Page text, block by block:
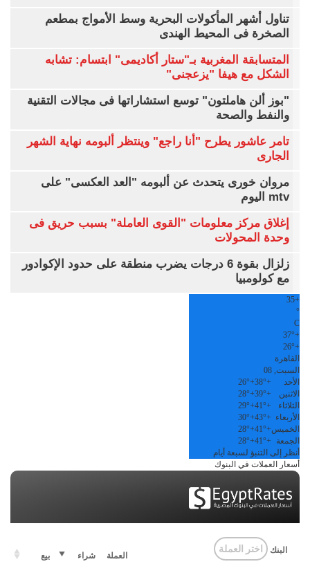
تناول أشهر المأكولات البحرية وسط الأمواج بمطعم
الصخرة فى المحيط الهندى
المتسابقة المغربية بـ"ستار أكاديمى" ابتسام: تشابه
الشكل مع هيفا "يزعجنى"
"بوز ألن هاملتون" توسع استشاراتها فى مجالات التقنية
والنفط والصحة
تامر عاشور يطرح "أنا راجع" وينتظر ألبومه نهاية الشهر
الجارى
مروان خورى يتحدث عن ألبومه "العد العكسى" على
mtv اليوم
إغلاق مركز معلومات "القوى العاملة" بسبب حريق فى
وحدة المحولات
زلزال بقوة 6 درجات يضرب منطقة على حدود الإكوادور
مع كولومبيا
+
35
°
C
+
37°
+
26°
القاهرة
السبت, 08
الأحد
+
38°
+
26°
الاثنين
+
39°
+
28°
الثلاثاء
+
41°
+
29°
الأربعاء +
43°
+
30°
الخميس+
41°
+
28°
الجمعة
+
41°
+
28°
أنظر إلى التنبؤ لسبعة أيام
أسعار العملات في البنوك